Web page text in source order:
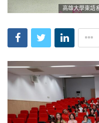
高雄大學東語